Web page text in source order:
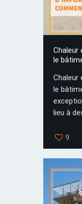
Chaleur
le
Chaleur
le
lieu à
9